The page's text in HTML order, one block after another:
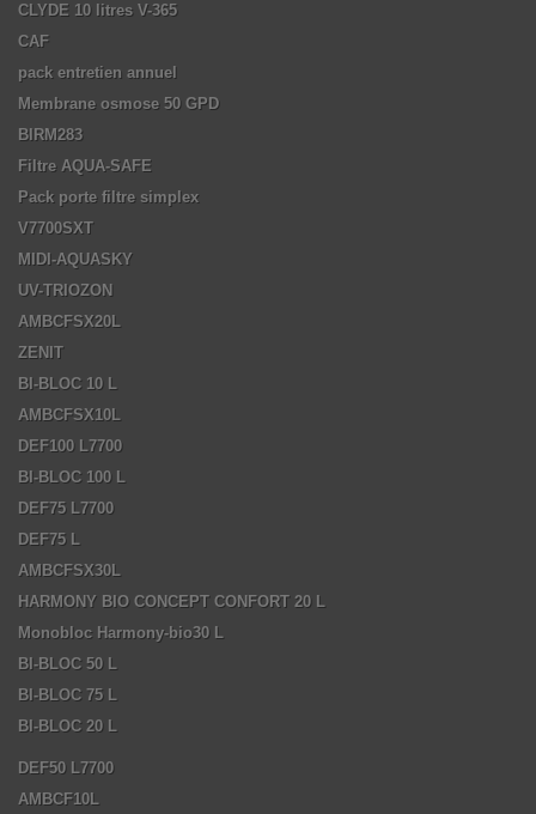
CLYDE 10 litres V-365
CAF
pack entretien annuel
Membrane osmose 50 GPD
BIRM283
Filtre AQUA-SAFE
Pack porte filtre simplex
V7700SXT
MIDI-AQUASKY
UV-TRIOZON
AMBCFSX20L
ZENIT
BI-BLOC 10 L
AMBCFSX10L
DEF100 L7700
BI-BLOC 100 L
DEF75 L7700
DEF75 L
AMBCFSX30L
HARMONY BIO CONCEPT CONFORT 20 L
Monobloc Harmony-bio30 L
BI-BLOC 50 L
BI-BLOC 75 L
BI-BLOC 20 L
DEF50 L7700
AMBCF10L